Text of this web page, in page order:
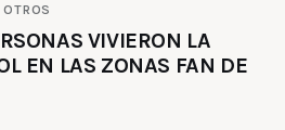
OTROS
VIVIERON LA
EN LAS ZONAS FAN DE